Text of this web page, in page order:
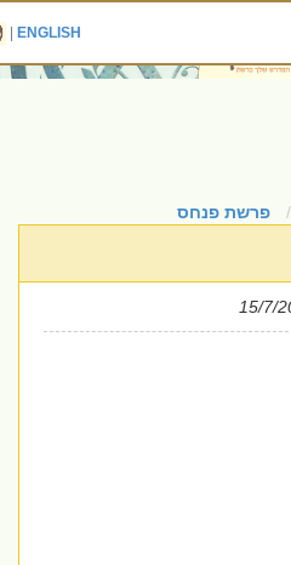
ENGLISH
|
פרשת פנחס